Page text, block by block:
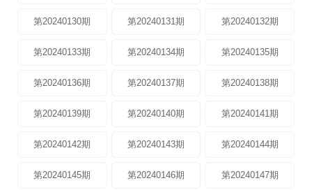
第20240130期 第20240131期 第20240132期
第20240133期 第20240134期 第20240135期
第20240136期 第20240137期 第20240138期
第20240139期 第20240140期 第20240141期
第20240142期 第20240143期 第20240144期
第20240145期 第20240146期 第20240147期